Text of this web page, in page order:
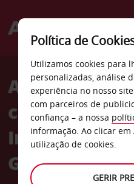
Welcome
AvisAluguer de
carros
Internacional
Goldsen
Política de
Utilizamos cookies para
personalizadas, análise
experiência no nosso
com parceiros de
confiança – a nossa
informação. Ao clicar em
utilização de cookies.
GERIR